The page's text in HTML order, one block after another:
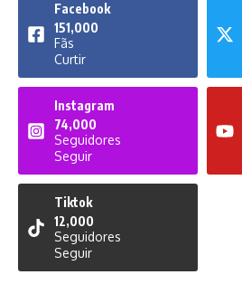
Facebook
151,000
Fãs
Curtir
Instagram
74,000
Seguidores
Seguir
Tiktok
12,000
Seguidores
Seguir